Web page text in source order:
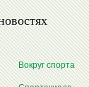
Равиля
(САЛИМОВА)
Николай
на
Вокруг спорта